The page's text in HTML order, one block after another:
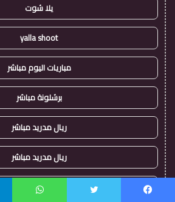
يلا شوت
yalla shoot
مباريات اليوم مباشر
برشلونة مباشر
ريال مدريد مباشر
ريال مدريد مباشر
يلا شوت